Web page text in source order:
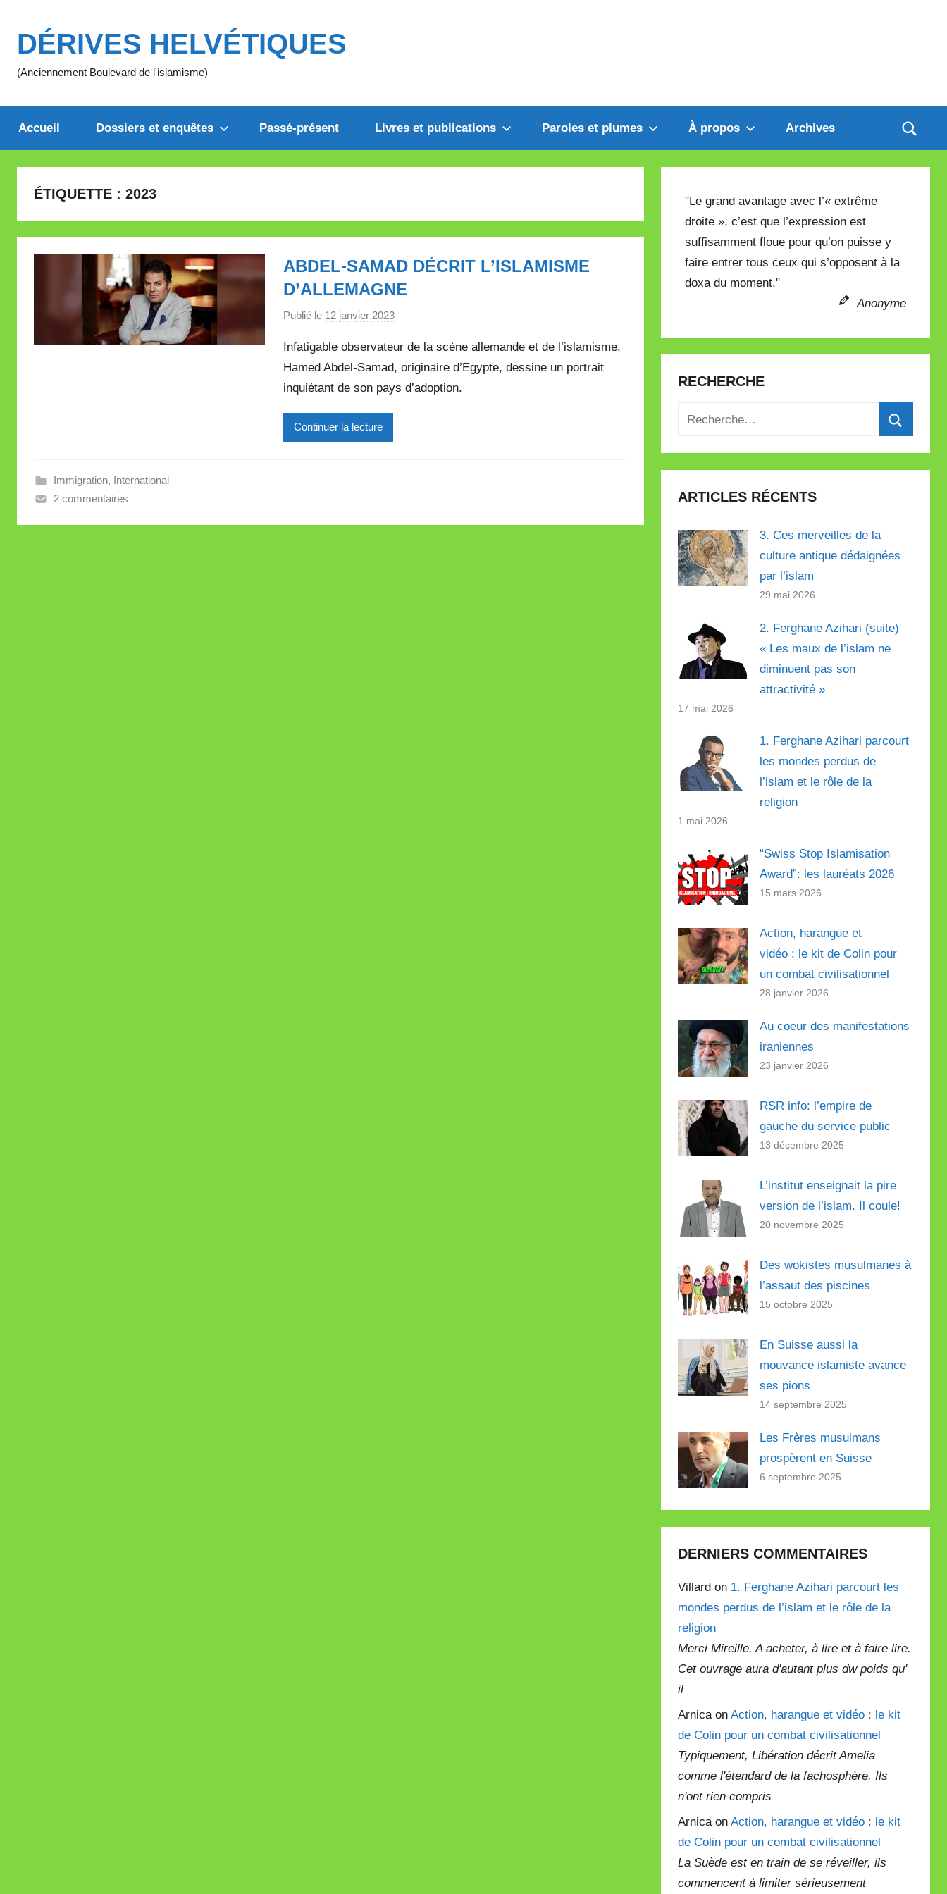
contenu
DÉRIVES HELVÉTIQUES
(Anciennement Boulevard de l'islamisme)
Accueil Dossiers et enquêtes Passé-présent Livres et publications Paroles et plumes À propos Archives
ÉTIQUETTE : 2023
ABDEL-SAMAD DÉCRIT L’ISLAMISME
D’ALLEMAGNE
Publié le 12 janvier 2023p
r
M
i
Infatigable observateur de la scène allemande et de l’islamisme,
Hamed Abdel-Samad, originaire d’Egypte, dessine un portrait
inquiétant de son pays d’adoption.
Continuer la lecture
Immigration, International
2 commentaires
"Le grand avantage avec l’« extrême
droite », c’est que l’expression est
suffisamment floue pour qu’on puisse y
faire entrer tous ceux qui s’opposent à la
doxa du moment."
Anonyme
RECHERCHE
Recherche
:
ARTICLES RÉCENTS
3. Ces merveilles de la
culture antique dédaignées
par l’islam
29 mai 2026
2. Ferghane Azihari (suite)
« Les maux de l’islam ne
diminuent pas son
attractivité »
17 mai 2026
1. Ferghane Azihari parcourt
les mondes perdus de
l’islam et le rôle de la
religion
1 mai 2026
“Swiss Stop Islamisation
Award”: les lauréats 2026
15 mars 2026
Action, harangue et
vidéo : le kit de Colin pour
un combat civilisationnel
28 janvier 2026
Au coeur des manifestations
iraniennes
23 janvier 2026
RSR info: l’empire de
gauche du service public
13 décembre 2025
L’institut enseignait la pire
version de l’islam. Il coule!
20 novembre 2025
Des wokistes musulmanes à
l’assaut des piscines
15 octobre 2025
En Suisse aussi la
mouvance islamiste avance
ses pions
14 septembre 2025
Les Frères musulmans
prospèrent en Suisse
6 septembre 2025
DERNIERS COMMENTAIRES
Villard on 1. Ferghane Azihari parcourt les
mondes perdus de l’islam et le rôle de la
religion
Merci Mireille. A acheter, à lire et à faire lire.
Cet ouvrage aura d'autant plus dw poids qu'
il
Arnica onAction, harangue et vidéo : le kit
de Colin pour un combat civilisationnel
Typiquement, Libération décrit Amelia
comme l'étendard de la fachosphère. Ils
n'ont rien compris
Arnica onAction, harangue et vidéo : le kit
de Colin pour un combat civilisationnel
La Suède est en train de se réveiller, ils
commencent à limiter sérieusement